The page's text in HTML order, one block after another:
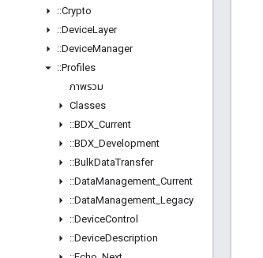
::Crypto
::DeviceLayer
::DeviceManager
::Profiles
ภาพรวม
Classes
::BDX Current
::BDX Development
::BulkDataTransfer
::DataManagement Current
::DataManagement Legacy
::DeviceControl
::DeviceDescription